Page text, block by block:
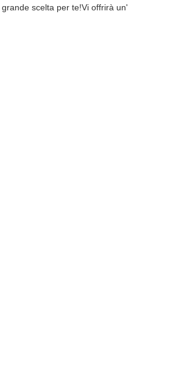
scelta per te!Vi offrirà un'